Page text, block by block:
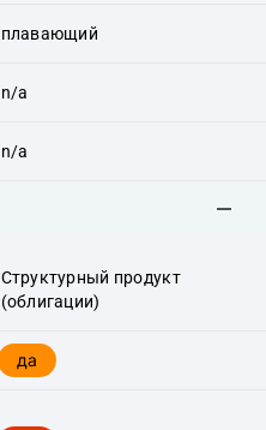
плавающий
n/a
n/a
Структурный продукт
(облигации)
да